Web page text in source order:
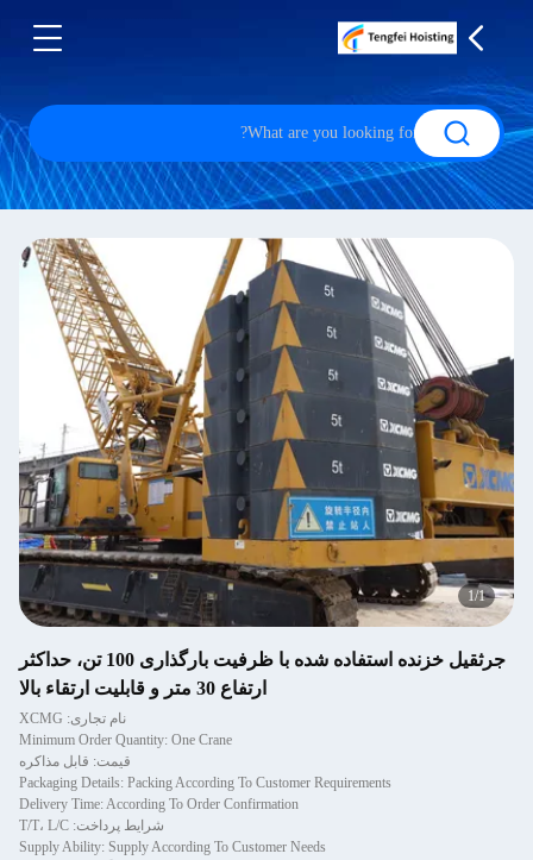
1/1
جرثقیل خزنده استفاده شده با ظرفیت بارگذاری 100 تن، حداکثر
ارتفاع 30 متر و قابلیت ارتقاء بالا
نام تجاری: XCMG
Minimum Order Quantity: One Crane
قیمت: قابل مذاکره
Packaging Details: Packing According To Customer Requirements
Delivery Time: According To Order Confirmation
شرایط پرداخت: T/T، L/C
Supply Ability: Supply According To Customer Needs